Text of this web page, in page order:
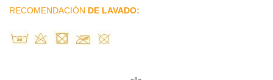
RECOMENDACIÓN DE LAVADO: